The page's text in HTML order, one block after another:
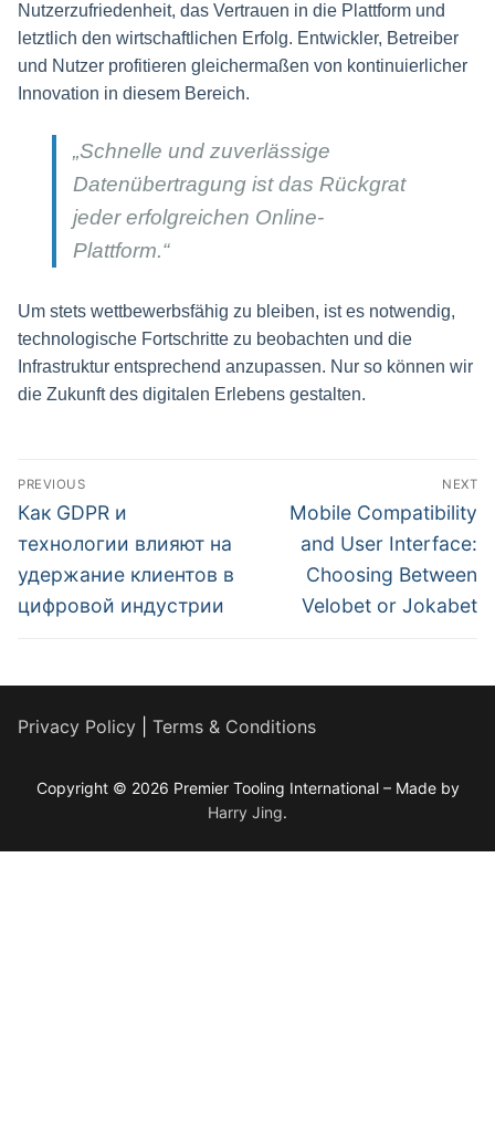
Nutzerzufriedenheit, das Vertrauen in die Plattform und
letztlich den wirtschaftlichen Erfolg. Entwickler, Betreiber
und Nutzer profitieren gleichermaßen von kontinuierlicher
Innovation in diesem Bereich.
„Schnelle und zuverlässige
Datenübertragung ist das Rückgrat
jeder erfolgreichen Online-
Plattform.“
Um stets wettbewerbsfähig zu bleiben, ist es notwendig,
technologische Fortschritte zu beobachten und die
Infrastruktur entsprechend anzupassen. Nur so können wir
die Zukunft des digitalen Erlebens gestalten.
Post
navigation
PREVIOUS
Previous
post:
Как GDPR и
технологии влияют на
удержание клиентов в
цифровой индустрии
NEXT
Next
post:
Mobile Compatibility
and User Interface:
Choosing Between
Velobet or Jokabet
Privacy Policy Terms & Conditions
Copyright © 2026 Premier Tooling International – Made by
Harry Jing.